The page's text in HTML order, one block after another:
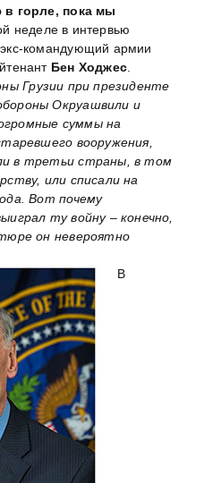
в горле, пока мы
неделе в интервью
командующий армии
Бен Ходжес
Грузии при президенте
Окруашвили и
суммы на
вооружения,
в третьи страны, в том
или списали на
Вот почему
ту войну – конечно,
он невероятно
В